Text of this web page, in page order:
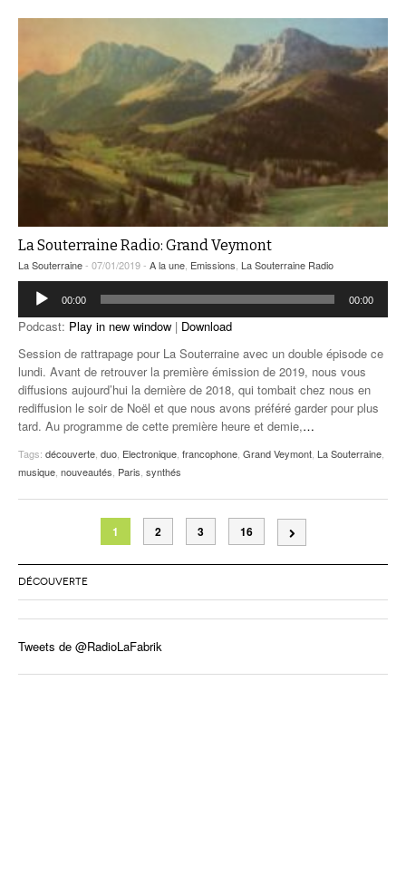
La Souterraine Radio: Grand Veymont
La Souterraine- 07/01/2019 - A la une, Emissions, La Souterraine Radio
Lecteur
audio
00:00 00:00
Podcast: Play in new window | Download
Session de rattrapage pour La Souterraine avec un double épisode ce
lundi. Avant de retrouver la première émission de 2019, nous vous
diffusions aujourd’hui la dernière de 2018, qui tombait chez nous en
rediffusion le soir de Noël et que nous avons préféré garder pour plus
tard. Au programme de cette première heure et demie,…
Tags: découverte, duo, Electronique, francophone, Grand Veymont, La Souterraine,
musique, nouveautés, Paris, synthés
1 2 3 16
DÉCOUVERTE
Tweets de @RadioLaFabrik